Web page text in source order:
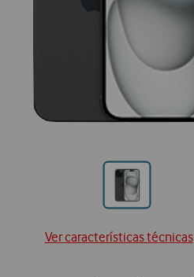
Ir
para
posição0
Ver características técnicas